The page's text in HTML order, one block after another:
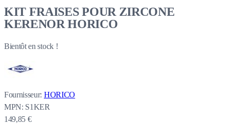
KIT FRAISES POUR ZIRCONE
KERENOR HORICO
Bientôt en stock !
Fournisseur: HORICO
MPN: S1KER
149,85 €